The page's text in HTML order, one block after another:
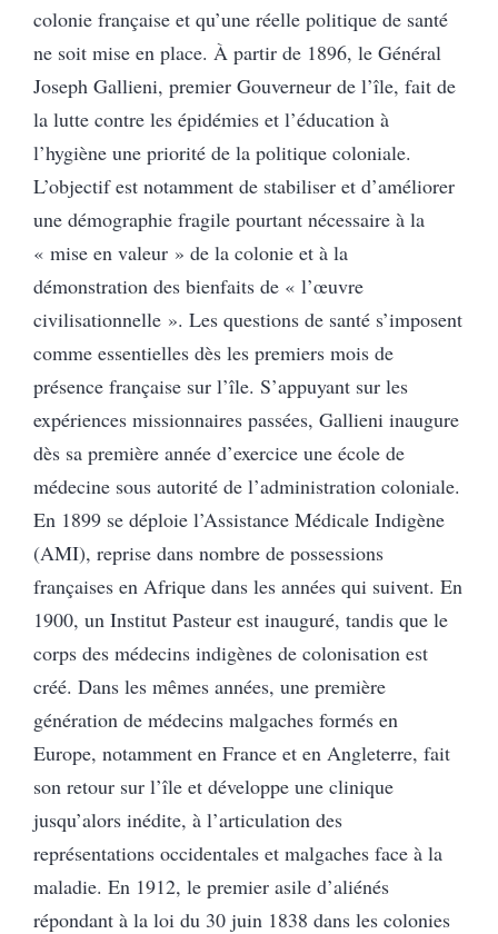
colonie française et qu’une réelle politique de santé
ne soit mise en place. À partir de 1896, le Général
Joseph Gallieni, premier Gouverneur de l’île, fait de
la lutte contre les épidémies et l’éducation à
l’hygiène une priorité de la politique coloniale.
L’objectif est notamment de stabiliser et d’améliorer
une démographie fragile pourtant nécessaire à la
« mise en valeur » de la colonie et à la
démonstration des bienfaits de « l’œuvre
civilisationnelle ». Les questions de santé s’imposent
comme essentielles dès les premiers mois de
présence française sur l’île. S’appuyant sur les
expériences missionnaires passées, Gallieni inaugure
dès sa première année d’exercice une école de
médecine sous autorité de l’administration coloniale.
En 1899 se déploie l’Assistance Médicale Indigène
(AMI), reprise dans nombre de possessions
françaises en Afrique dans les années qui suivent. En
1900, un Institut Pasteur est inauguré, tandis que le
corps des médecins indigènes de colonisation est
créé. Dans les mêmes années, une première
génération de médecins malgaches formés en
Europe, notamment en France et en Angleterre, fait
son retour sur l’île et développe une clinique
jusqu’alors inédite, à l’articulation des
représentations occidentales et malgaches face à la
maladie. En 1912, le premier asile d’aliénés
répondant à la loi du 30 juin 1838 dans les colonies